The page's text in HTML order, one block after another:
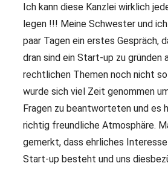
Ich kann diese Kanzlei wirklich
legen !!! Meine Schwester und
paar Tagen ein erstes Gespräch,
dran sind ein Start-up zu gründen
rechtlichen Themen noch nicht
wurde sich viel Zeit genommen
Fragen zu beantworteten und es
richtig freundliche Atmosphäre.
gemerkt, dass ehrliches
Start-up besteht und uns